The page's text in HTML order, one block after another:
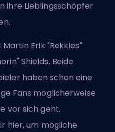
ihre Lieblingsschöpfer
Erik "Rekkles"
Shields. Beide
haben schon eine
Fans möglicherweise
vor sich geht.
hier, um mögliche